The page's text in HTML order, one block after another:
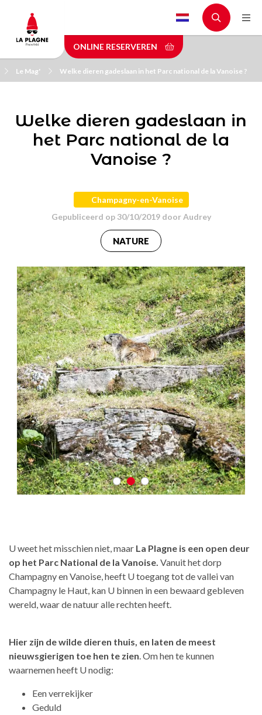
main
content
ONLINE RESERVEREN
Le Mag' Welke dieren gadeslaan in het Parc national de la Vanoise ?
Welke dieren gadeslaan in
het Parc national de la
Vanoise ?
Champagny-en-Vanoise
Gepubliceerd op 30/10/2019 doorAudrey
NATURE
U weet het misschien niet, maar La Plagne is een open deur
op het Parc National de la Vanoise. Vanuit het dorp
Champagny en Vanoise, heeft U toegang tot de vallei van
Champagny le Haut, kan U binnen in een bewaard gebleven
wereld, waar de natuur alle rechten heeft.
Hier zijn de wilde dieren thuis, en laten de meest
nieuwsgierigen toe hen te zien. Om hen te kunnen
waarnemen heeft U nodig:
Een verrekijker
Geduld